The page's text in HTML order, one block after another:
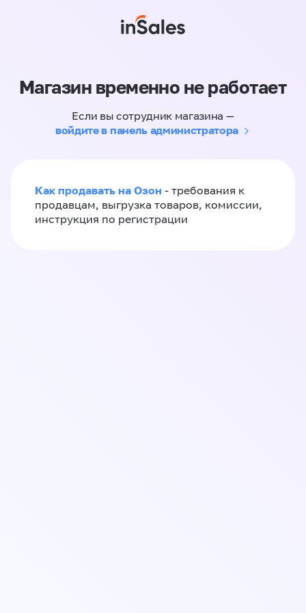
Магазин временно не работает
Если вы сотрудник магазина —
войдите в панель администратора
Как продавать на Озон - требования к
продавцам, выгрузка товаров, комиссии,
инструкция по регистрации